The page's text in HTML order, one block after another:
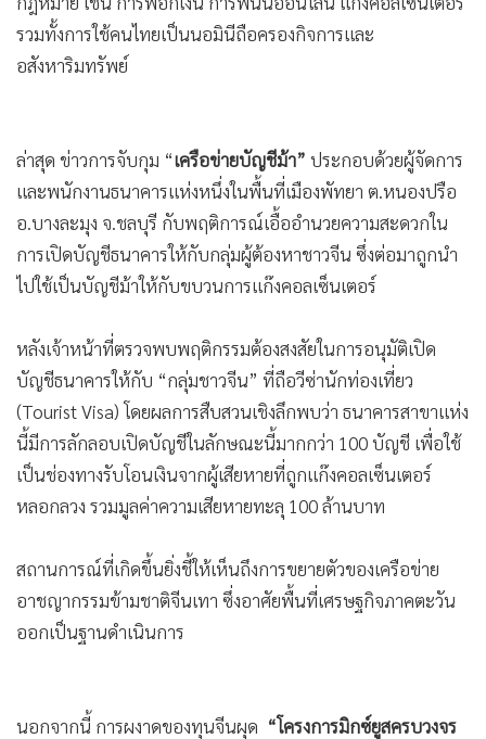
รวมทั้งการใช้คนไทยเป็นนอมินีถือครองกิจการและ
อสังหาริมทรัพย์
ล่าสุด ข่าวการจับกุม “เครือข่ายบัญชีม้า” ประกอบด้วยผู้จัดการ
และพนักงานธนาคารแห่งหนึ่งในพื้นที่เมืองพัทยา ต.หนองปรือ
อ.บางละมุง จ.ชลบุรี กับพฤติการณ์เอื้ออำนวยความสะดวกใน
การเปิดบัญชีธนาคารให้กับกลุ่มผู้ต้องหาชาวจีน ซึ่งต่อมาถูกนำ
ไปใช้เป็นบัญชีม้าให้กับขบวนการแก๊งคอลเซ็นเตอร์
หลังเจ้าหน้าที่ตรวจพบพฤติกรรมต้องสงสัยในการอนุมัติเปิด
บัญชีธนาคารให้กับ “กลุ่มชาวจีน” ที่ถือวีซ่านักท่องเที่ยว
(Tourist Visa) โดยผลการสืบสวนเชิงลึกพบว่า ธนาคารสาขาแห่ง
นี้มีการลักลอบเปิดบัญชีในลักษณะนี้มากกว่า 100 บัญชี เพื่อใช้
เป็นช่องทางรับโอนเงินจากผู้เสียหายที่ถูกแก๊งคอลเซ็นเตอร์
หลอกลวง รวมมูลค่าความเสียหายทะลุ 100 ล้านบาท
สถานการณ์ที่เกิดขึ้นยิ่งชี้ให้เห็นถึงการขยายตัวของเครือข่าย
อาชญากรรมข้ามชาติจีนเทา ซึ่งอาศัยพื้นที่เศรษฐกิจภาคตะวัน
ออกเป็นฐานดำเนินการ
นอกจากนี้ การผงาดของทุนจีนผุด “โครงการมิกซ์ยูสครบวงจร